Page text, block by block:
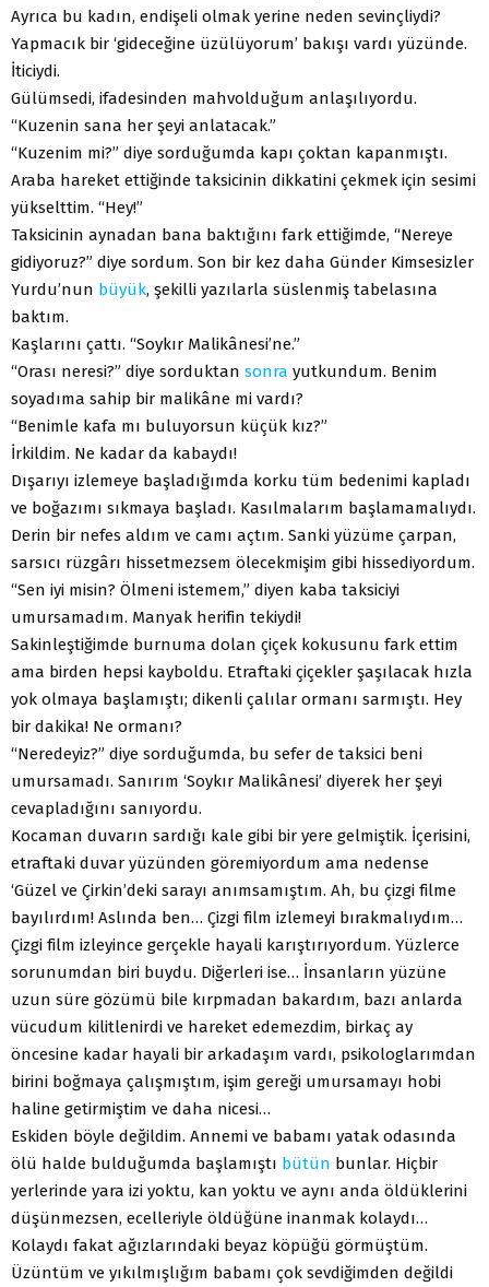
Ayrıca bu kadın, endişeli olmak yerine neden sevinçliydi?
Yapmacık bir ‘gideceğine üzülüyorum’ bakışı vardı yüzünde.
İticiydi.
Gülümsedi, ifadesinden mahvolduğum anlaşılıyordu.
“Kuzenin sana her şeyi anlatacak.”
“Kuzenim mi?” diye sorduğumda kapı çoktan kapanmıştı.
Araba hareket ettiğinde taksicinin dikkatini çekmek için sesimi
yükselttim. “Hey!”
Taksicinin aynadan bana baktığını fark ettiğimde, “Nereye
gidiyoruz?” diye sordum. Son bir kez daha Günder Kimsesizler
Yurdu’nun büyük, şekilli yazılarla süslenmiş tabelasına
baktım.
Kaşlarını çattı. “Soykır Malikânesi’ne.”
“Orası neresi?” diye sorduktan sonra yutkundum. Benim
soyadıma sahip bir malikâne mi vardı?
“Benimle kafa mı buluyorsun küçük kız?”
İrkildim. Ne kadar da kabaydı!
Dışarıyı izlemeye başladığımda korku tüm bedenimi kapladı
ve boğazımı sıkmaya başladı. Kasılmalarım başlamamalıydı.
Derin bir nefes aldım ve camı açtım. Sanki yüzüme çarpan,
sarsıcı rüzgârı hissetmezsem ölecekmişim gibi hissediyordum.
“Sen iyi misin? Ölmeni istemem,” diyen kaba taksiciyi
umursamadım. Manyak herifin tekiydi!
Sakinleştiğimde burnuma dolan çiçek kokusunu fark ettim
ama birden hepsi kayboldu. Etraftaki çiçekler şaşılacak hızla
yok olmaya başlamıştı; dikenli çalılar ormanı sarmıştı. Hey
bir dakika! Ne ormanı?
“Neredeyiz?” diye sorduğumda, bu sefer de taksici beni
umursamadı. Sanırım ‘Soykır Malikânesi’ diyerek her şeyi
cevapladığını sanıyordu.
Kocaman duvarın sardığı kale gibi bir yere gelmiştik. İçerisini,
etraftaki duvar yüzünden göremiyordum ama nedense
‘Güzel ve Çirkin’deki sarayı anımsamıştım. Ah, bu çizgi filme
bayılırdım! Aslında ben… Çizgi film izlemeyi bırakmalıydım…
Çizgi film izleyince gerçekle hayali karıştırıyordum. Yüzlerce
sorunumdan biri buydu. Diğerleri ise… İnsanların yüzüne
uzun süre gözümü bile kırpmadan bakardım, bazı anlarda
vücudum kilitlenirdi ve hareket edemezdim, birkaç ay
öncesine kadar hayali bir arkadaşım vardı, psikologlarımdan
birini boğmaya çalışmıştım, işim gereği umursamayı hobi
haline getirmiştim ve daha nicesi…
Eskiden böyle değildim. Annemi ve babamı yatak odasında
ölü halde bulduğumda başlamıştı bütün bunlar. Hiçbir
yerlerinde yara izi yoktu, kan yoktu ve aynı anda öldüklerini
düşünmezsen, ecelleriyle öldüğüne inanmak kolaydı…
Kolaydı fakat ağızlarındaki beyaz köpüğü görmüştüm.
Üzüntüm ve yıkılmışlığım babamı çok sevdiğimden değildi